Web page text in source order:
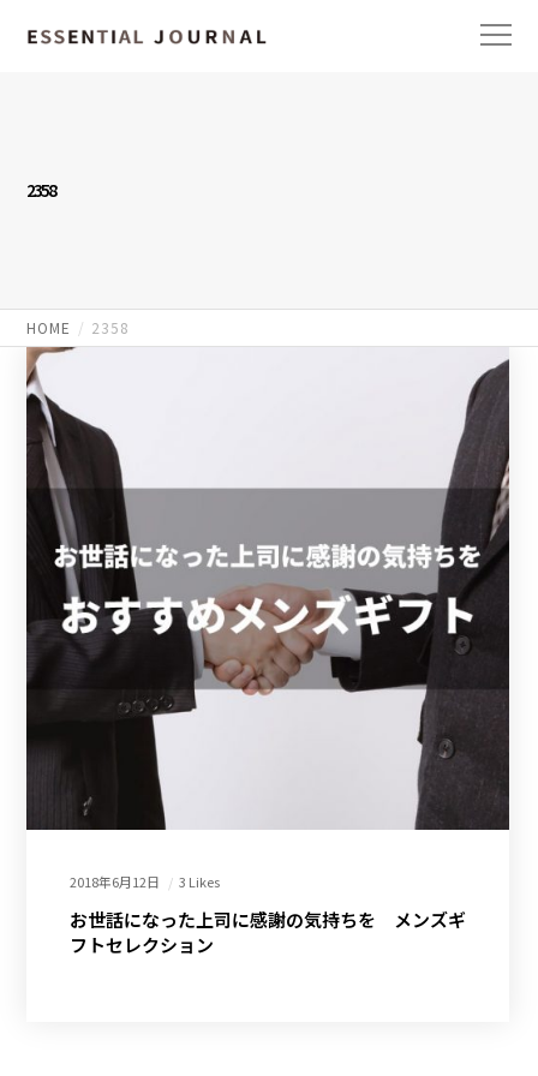
2358
HOME 2358
2018年6月12日 3 Likes
お世話になった上司に感謝の気持ちを メンズギ
フトセレクション